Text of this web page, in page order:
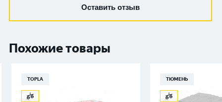
Оставить отзыв
Похожие товары
TOPLA ТЮМЕНЬ